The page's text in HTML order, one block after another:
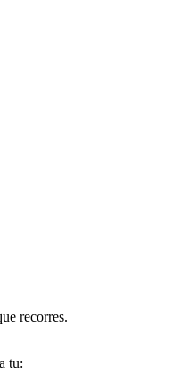
recorres.
tu: